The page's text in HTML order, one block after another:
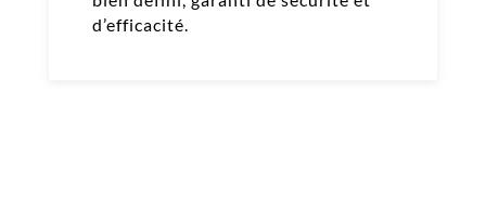
d’efficacité.